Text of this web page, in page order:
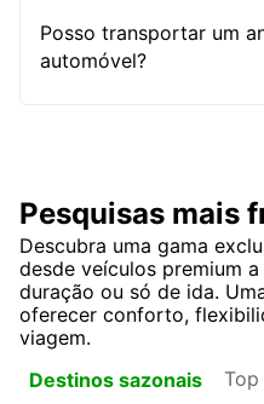
Posso transportar um
automóvel?
Pesquisas mais
Descubra uma gama
desde veículos premium
duração ou só de ida.
oferecer conforto,
viagem.
Destinos sazonais